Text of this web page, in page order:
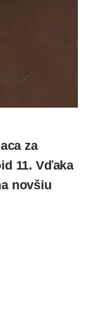
za
11. Vďaka
novšiu